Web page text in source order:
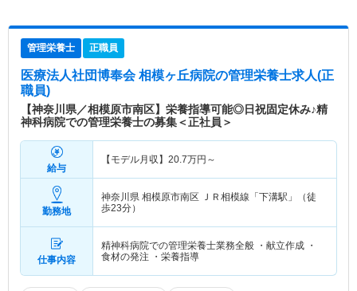
管理栄養士 正職員
医療法人社団博奉会 相模ヶ丘病院の管理栄養士求人(正
職員)
【神奈川県／相模原市南区】栄養指導可能◎日祝固定休み♪精
神科病院での管理栄養士の募集＜正社員＞
給与
【モデル月収】 20.7万円～
勤務地
神奈川県 相模原市南区 ＪＲ相模線「下溝駅」（徒
歩23分）
仕事内容
精神科病院での管理栄養士業務全般 ・献立作成 ・
食材の発注 ・栄養指導